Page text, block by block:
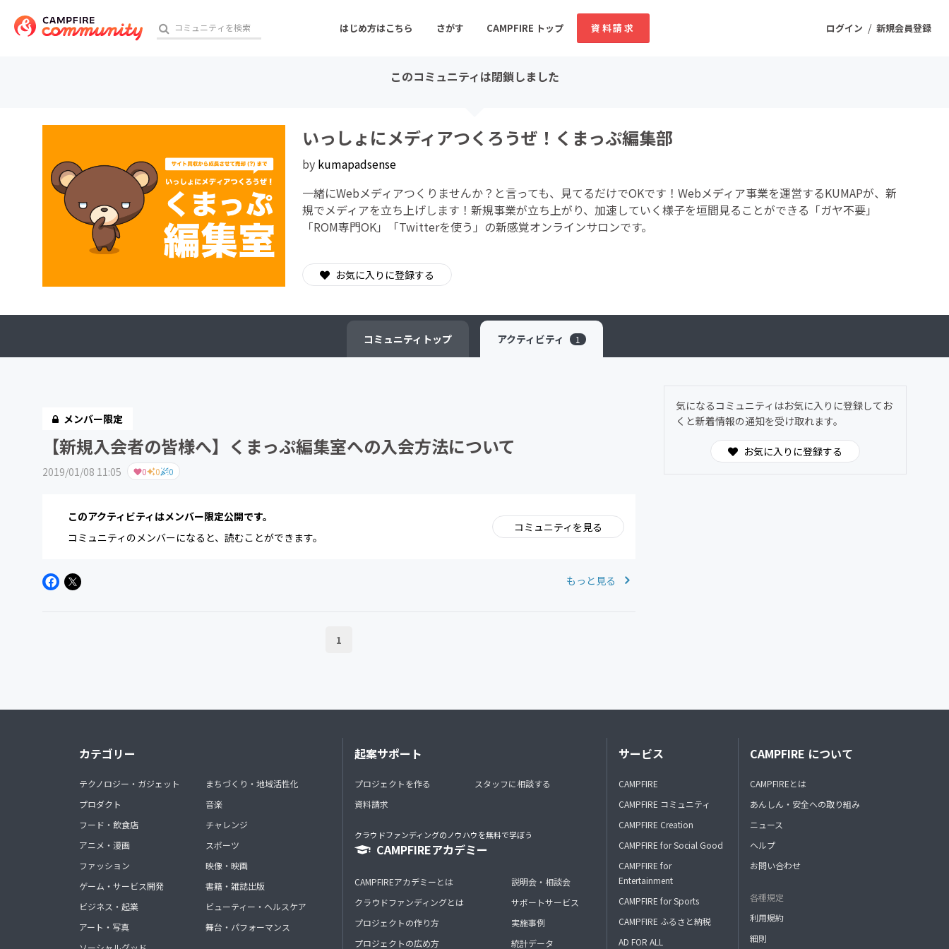
ログイン / 新規会員登録
はじめ方はこちら さがす CAMPFIRE トップ 資料請求
おすすめのコミュニティ
アート・写真 音楽
テクノロジー・ガジェット
ゲーム・サービス開発 フード・飲食店
ファッション
映像・映画
書籍・雑誌出版 アニメ・漫画
ビジネス・起業
チャレンジ
CAMPFIRE for Social Good CAMPFIRE Creation
このコミュニティは閉鎖しました
いっしょにメディアつくろうぜ！くまっぷ編集部
by kumapadsense
一緒にWebメディアつくりませんか？と言っても、見てるだけでOKです！Webメディア事業を運営するKUMAPが、新
規でメディアを立ち上げします！新規事業が立ち上がり、加速していく様子を垣間見ることができる「ガヤ不要」
「ROM専門OK」「Twitterを使う」の新感覚オンラインサロンです。
お気に入りに登録する
コミュニティ トップ アクティビティ 1
メンバー限定
【新規入会者の皆様へ】くまっぷ編集室への入会方法について
2019/01/08 11:05 0 0 0
このアクティビティはメンバー限定公開です。
コミュニティのメンバーになると、読むことができます。
コミュニティを見る
もっと見る
1
気になるコミュニティはお気に入りに登録してお
くと新着情報の通知を受け取れます。
お気に入りに登録する
カテゴリー
テクノロジー・ガジェット
プロダクト
フード・飲食店
アニメ・漫画
ファッション
ゲーム・サービス開発
ビジネス・起業
アート・写真
まちづくり・地域活性化
音楽
チャレンジ
スポーツ
映像・映画
書籍・雑誌出版
ビューティー・ヘルスケア
舞台・パフォーマンス
起案サポート
プロジェクトを作る
資料請求
スタッフに相談する
クラウドファンディングのノウハウを無料で学ぼう
CAMPFIREアカデミー
CAMPFIREアカデミーとは
クラウドファンディングとは
プロジェクトの作り方
プロジェクトの広め方
説明会・相談会
サポートサービス
実施事例
統計データ
サービス
CAMPFIRE
CAMPFIRE コミュニティ
CAMPFIRE Creation
CAMPFIRE for Social Good
CAMPFIRE for
Entertainment
CAMPFIRE for Sports
CAMPFIRE ふるさと納税
AD FOR ALL
CAMPFIRE について
CAMPFIREとは
あんしん・安全への取り組み
ニュース
ヘルプ
お問い合わせ
各種規定
利用規約
細則